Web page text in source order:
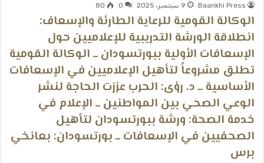
Baankhi Press 9 سبتمبر، 2025 0
80
الوكالة القومية للرعاية الطارئة والإسعاف:
انطلاقة الورشة التدريبية للإعلاميين حول
الإسعافات الأولية ببورتسودان ــ الوكالة القومية
تطلق مشروعاً لتأهيل الإعلاميين في الإسعافات
الأساسية ــ د. رؤى: الحرب عززت الحاجة لنشر
الوعي الصحي بين المواطنين ــ الإعلام في
خدمة الصحة: ورشة ببورتسودان لتأهيل
الصحفيين في الإسعافات ــ بورتسودان: بعانخي
برس